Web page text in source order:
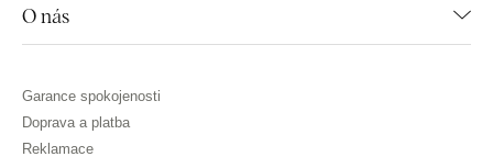
O nás
Garance spokojenosti
Doprava a platba
Reklamace